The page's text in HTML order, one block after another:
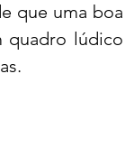
que uma